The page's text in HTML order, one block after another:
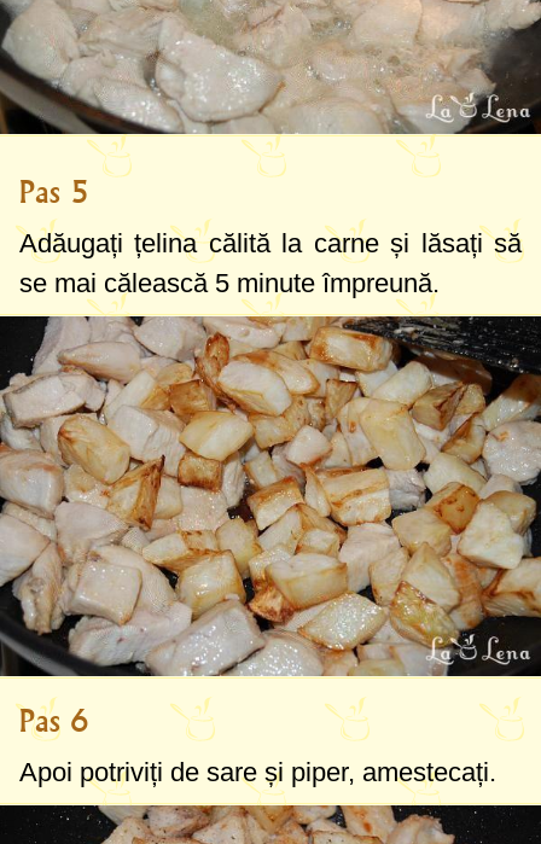
Pas 5
Adăugați țelina călită la carne și lăsați să
se mai călească 5 minute împreună.
Pas 6
Apoi potriviți de sare și piper, amestecați.